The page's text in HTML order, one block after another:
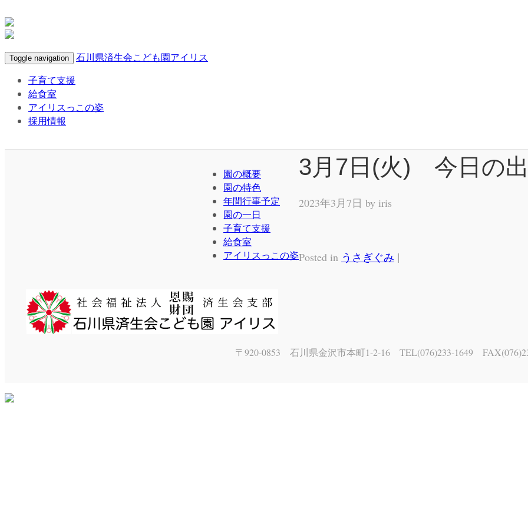
Toggle navigation
石川県済生会こども園アイリス
子育て支援
給食室
アイリスっこの姿
採用情報
3月7日(火) 今日の
2023年3月7日 by iris
Posted in うさぎぐみ |
園の概要
園の特色
年間行事予定
園の一日
子育て支援
給食室
アイリスっこの姿
〒920-0853 石川県金沢市本町1-2-16 TEL(076)233-1649